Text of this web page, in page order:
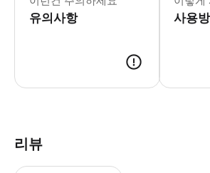
유의사항 사용
리뷰